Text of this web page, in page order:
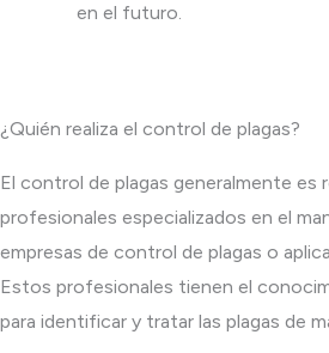
en el futuro.
¿Quién realiza el control de plagas?
El control de plagas generalmente es
profesionales especializados en el
empresas de control de plagas o
Estos profesionales tienen el
para identificar y tratar las plagas de